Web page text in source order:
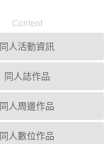
Content
同人活動資訊
同人誌作品
同人周邊作品
同人數位作品